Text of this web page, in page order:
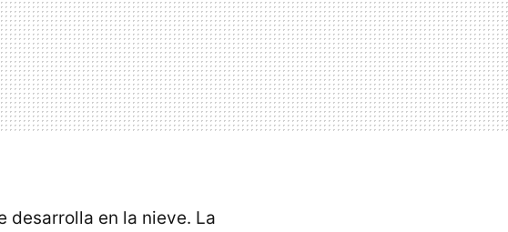
desarrolla en la nieve. La